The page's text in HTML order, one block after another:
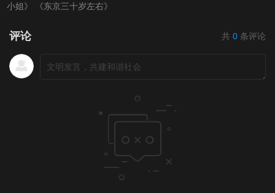
小姐》
《东京三十岁左右》
评论 共 0 条评论